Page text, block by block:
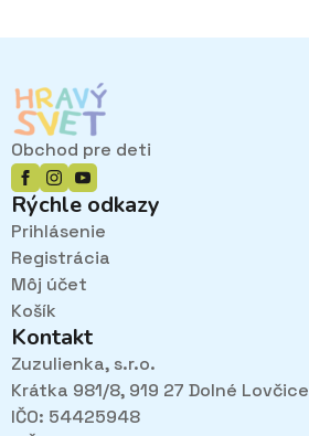
variantov.
vybrať
stránke
Obchod pre deti
Rýchle odkazy
Prihlásenie
Registrácia
Môj účet
Košík
Kontakt
Zuzulienka, s.r.o.
Krátka 981/8, 919 27 Dolné Lovčice
IČO: 54425948